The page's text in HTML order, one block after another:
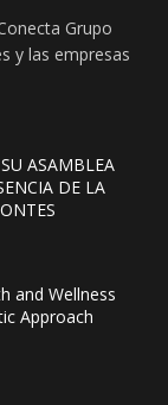
Grupo
y las empresas
ASAMBLEA
DE LA
and Wellness
Approach